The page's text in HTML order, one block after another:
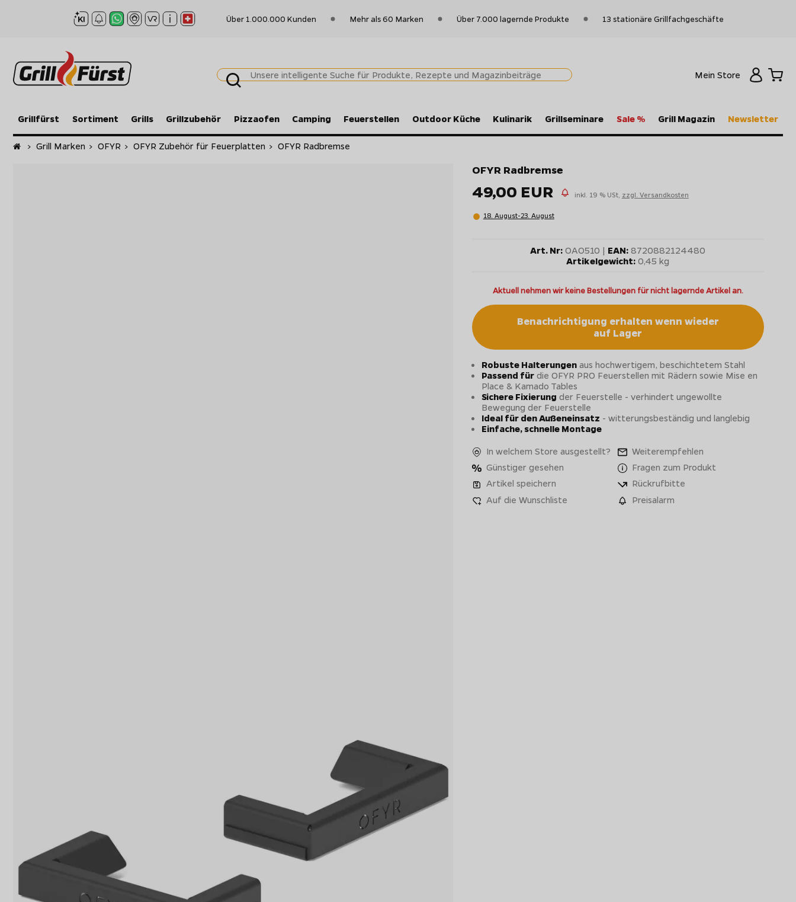
Über 1.000.000 Kunden Mehr als 60 Marken Über 7.000 lagernde Produkte 13 stationäre Grillfachgeschäfte
Mein Store
Grillfürst Sortiment Grills Grillzubehör Pizzaofen Camping Feuerstellen Outdoor Küche Kulinarik Grillseminare Sale % Grill Magazin Newsletter
Startseite
> Grill Marken > OFYR > OFYR Zubehör für Feuerplatten > OFYR Radbremse
OFYR Radbremse
49,00 EUR inkl. 19 % USt, zzgl. Versandkosten
18. August-23. August
Art. Nr: OAO510 | EAN: 8720882124480
Artikelgewicht: 0,45 kg
Aktuell nehmen wir keine Bestellungen für nicht lagernde Artikel an.
Benachrichtigung erhalten wenn wieder
auf Lager
Robuste Halterungenaus hochwertigem, beschichtetem Stahl
Passend fürdie OFYR PRO Feuerstellen mit Rädern sowie Mise en
Place & Kamado Tables
Sichere Fixierung der Feuerstelle - verhindert ungewollte
Bewegung der Feuerstelle
Ideal für den Außeneinsatz - witterungsbeständig und langlebig
Einfache, schnelle Montage
In welchem Store ausgestellt?
Weiterempfehlen
Günstiger gesehen
Fragen zum Produkt
Artikel speichern
Rückrufbitte
Auf die Wunschliste
Preisalarm